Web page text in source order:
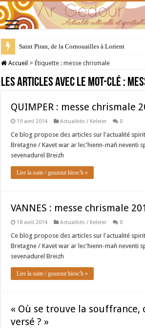
Saint Piran, de la Cornouailles à Lorient
Accueil > Étiquette :messe chrismale
Les articles avec le mot-clé :
QUIMPER : messe chrismale
19 avril 2014 Actualités / Keleier 0
Ce blog propose des articles sur l'actualité
Bretagne / Kavet war ar lec'hienn-mañ neventi
sevenadurel Breizh
Lire la suite / gouzout hiroc'h »
VANNES : messe chrismale
18 avril 2014 Actualités / Keleier 0
Ce blog propose des articles sur l'actualité
Bretagne / Kavet war ar lec'hienn-mañ neventi
sevenadurel Breizh
Lire la suite / gouzout hiroc'h »
« Où se trouve la souffrance,
versé ? »